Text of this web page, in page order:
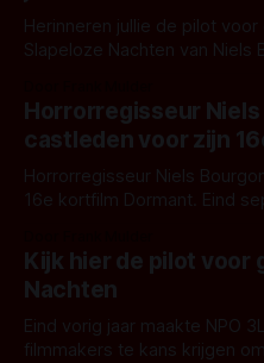
Herinneren jullie de pilot
Slapeloze Nachten van Niels
bij Zapp en Avrotros werd men
kosten tijd en nu is
daadwerkelijk gemaakt gaat
Horrorregisseur
castleden voor zijn
Horrorregisseur Niels
16e kortfilm Dormant. Eind
op: Dormant. Wederom kiest
en Woodland Cemetary
(NOOD, Lotus) en Anneke
zullen de hoofdrollen
Kijk hier de pilot voor
Nachten
Eind vorig jaar maakte NPO
filmmakers te kans krijgen